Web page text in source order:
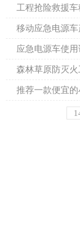
工程抢险救援
移动应急电源
应急电源车使用
森林草原防灭
推荐一款便宜的